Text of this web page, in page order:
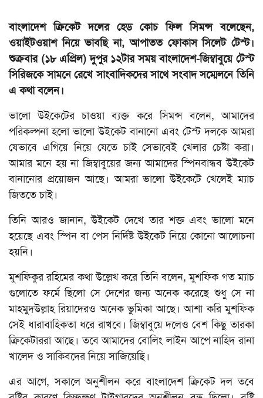
বাংলাদেশ ক্রিকেট দলের হেড কোচ ফিল সিমন্স বলেছেন,
ওয়াইটওয়াশ নিয়ে ভাবছি না, আপাতত ফোকাস সিলেট টেস্ট।
শুক্রবার (১৮ এপ্রিল) দুপুর ১২টার সময় বাংলাদেশ-জিম্বাবুয়ে টেস্ট
সিরিজকে সামনে রেখে সাংবাদিকদের সাথে সংবাদ সম্মেলনে তিনি
এ কথা বলেন।
ভালো উইকেটের চাওয়া ব্যক্ত করে সিমন্স বলেন, আমাদের
পরিকল্পনা হলো ভালো উইকেট বানানো এবং টেস্ট দলকে আমরা
যেভাবে এগিয়ে নিয়ে যেতে চাই সেভাবেই খেলার চেষ্টা করা।
আমার মনে হয় না জিম্বাবুয়ের জন্য আমাদের স্পিনবান্ধব উইকেট
বানানোর প্রয়োজন আছে। আমরা ভালো উইকেটে খেলেই ম্যাচ
জিততে চাই।
তিনি আরও জানান, উইকেট দেখে তার শক্ত এবং ভালো মনে
হয়েছে এবং স্পিন বা পেস নির্দিষ্ট উইকেট নিয়ে কোনো আলোচনা
হয়নি।
মুশফিকুর রহিমের কথা উল্লেখ করে তিনি বলেন, মুশফিক গত ম্যাচ
গুলোতে ফর্মে ছিলো সে দেশের জন্য অনেক করেছে শুধু সে না
মাহমুদউল্লাহ রিয়াদেরও অনেক ভুমিকা আছে। আশা করি মুশফিক
সেই ধারাবাহিকতা ধরে রাখবে। জিম্বাবুয়ে দলেও বেশ কিছু তারকা
ক্রিকেটাররা আছে। তবে আমাদের বোলিং লাইন আপে নাহিদ রানা
খালেদ ও সাকিবদের নিয়ে সাজিয়েছি।
এর আগে, সকালে অনুশীলন করে বাংলাদেশ ক্রিকেট দল তবে